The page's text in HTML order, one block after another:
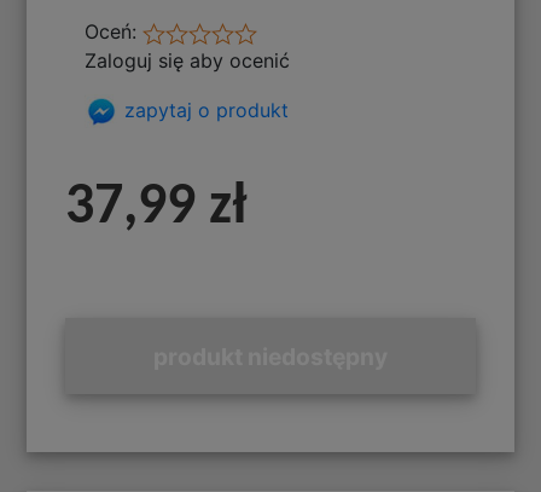
Oceń:
Zaloguj się aby ocenić
zapytaj o produkt
37,99 zł